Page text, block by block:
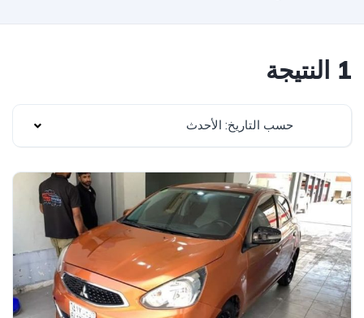
1 النتيجة
حسب التاريخ: الأحدث